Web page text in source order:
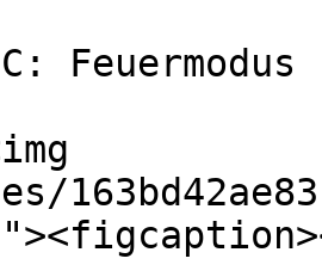
Feuermodus